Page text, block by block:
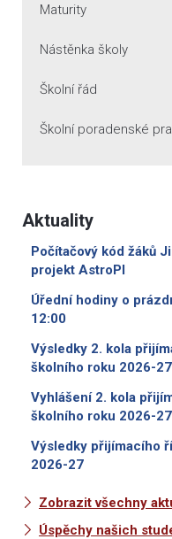
Maturity
Nástěnka školy
Školní řád
Školní poradenské
Aktuality
Počítačový kód žáků
projekt AstroPI
Úřední hodiny o
12:00
Výsledky 2. kola
školního roku 2026-27
Vyhlášení 2. kola
školního roku 2026-
Výsledky přijímacího
2026-27
Zobrazit všechny
Úspěchy našich